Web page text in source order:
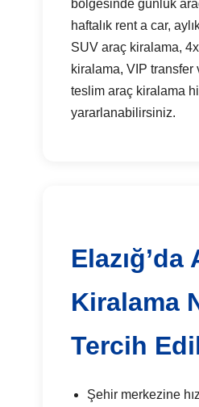
bölgesinde günlük
haftalık rent a car,
SUV araç kiralama,
kiralama, VIP transfer
teslim araç kiralama
yararlanabilirsiniz.
Elazığ’da
Kiralama
Tercih
Şehir merkezine